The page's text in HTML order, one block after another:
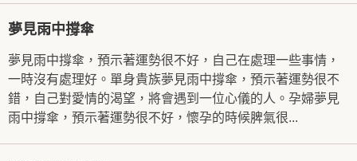
夢見雨中撐傘
夢見雨中撐傘，預示著運勢很不好，自己在處理一些事情，
一時沒有處理好。單身貴族夢見雨中撐傘，預示著運勢很不
錯，自己對愛情的渴望，將會遇到一位心儀的人。孕婦夢見
雨中撐傘，預示著運勢很不好，懷孕的時候脾氣很...